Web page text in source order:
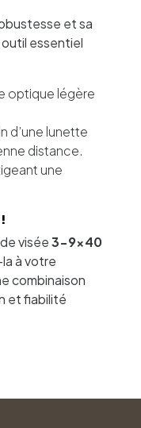
et sa
essentiel
optique légère
d’une lunette
distance.
une
visée3-9x40
à votre
combinaison
et fiabilité